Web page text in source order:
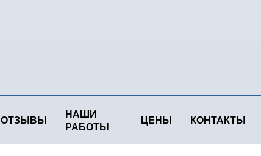
ОТЗЫВЫ
НАШИ
РАБОТЫ
ЦЕНЫ КОНТАКТЫ